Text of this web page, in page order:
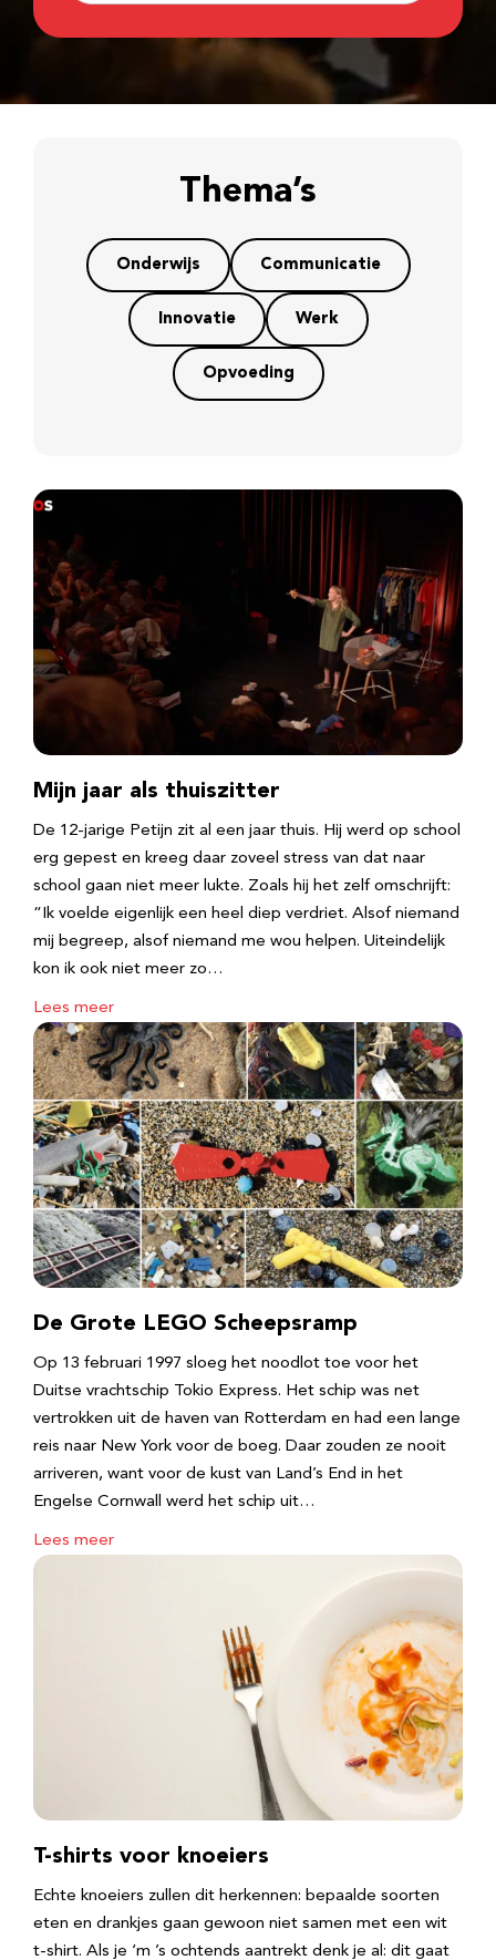
Thema’s
Onderwijs Communicatie
Innovatie Werk
Opvoeding
Mijn jaar als thuiszitter
De 12-jarige Petijn zit al een jaar thuis. Hij werd op school
erg gepest en kreeg daar zoveel stress van dat naar
school gaan niet meer lukte. Zoals hij het zelf omschrijft:
“Ik voelde eigenlijk een heel diep verdriet. Alsof niemand
mij begreep, alsof niemand me wou helpen. Uiteindelijk
kon ik ook niet meer zo…
Lees meer
De Grote LEGO Scheepsramp
Op 13 februari 1997 sloeg het noodlot toe voor het
Duitse vrachtschip Tokio Express. Het schip was net
vertrokken uit de haven van Rotterdam en had een lange
reis naar New York voor de boeg. Daar zouden ze nooit
arriveren, want voor de kust van Land’s End in het
Engelse Cornwall werd het schip uit…
Lees meer
T-shirts voor knoeiers
Echte knoeiers zullen dit herkennen: bepaalde soorten
eten en drankjes gaan gewoon niet samen met een wit
t-shirt. Als je ‘m ’s ochtends aantrekt denk je al: dit gaat